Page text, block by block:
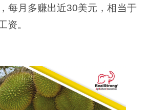
每月多赚出近30美元，相当于
资。